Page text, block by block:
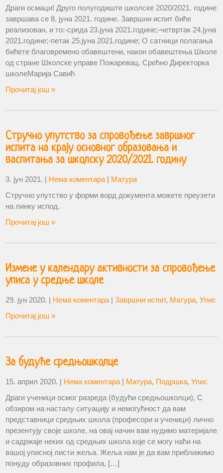
Драги осмаци! Друго полугодиште школске 2020/2021. године
завршава се 8. јуна 2021. године. Завршни испит биће
реализован, и то:-среда 23.јуна 2021.године;-четвртак 24.јуна
2021.године;-петак 25.јуна 2021.године; О сатници полагања
бићете благовремено обавештени, након обавештења Школе
од стране Школске управе Пожаревац. Срећно Директорка
школеМарија Савић
Прочитај још »
Стручно упутство за спровођење завршног
испита на крају основног образовања и
васпитања за школску 2020/2021. годину
3. јун 2021. | Нема коментара | Матура
Стручно упутство у форми ворд документа можете преузети
на линку испод.
Прочитај још »
Измене у календару активности за спровођење
уписа у средње школе
29. јун 2020. | Нема коментара |Завршни испит, Матура,Упис
Прочитај још »
За будуће средњошколце
15. април 2020. | Нема коментара | Матура, Подршка,Упис
Драги ученици осмог разреда (будући средњошколци), С
обзиром на насталу ситуацију и немогућност да вам
представници средњих школа (професори и ученици) лично
презентују своје школе, на овај начин вам нудимо материјале
и садржаје неких од средњих школа које се могу наћи на
вашој уписној листи жеља. Жеља нам је да вам приближимо
понуду образовних профила, […]